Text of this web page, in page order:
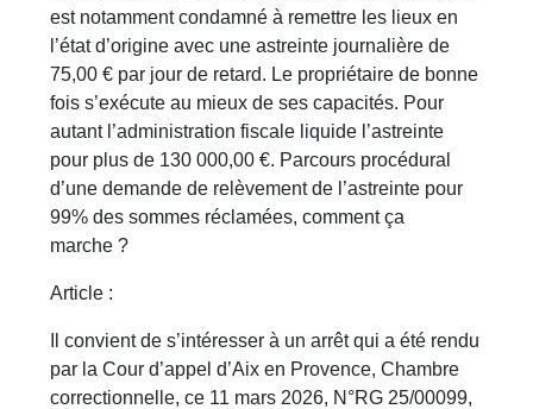
est notamment condamné à remettre les lieux en
l’état d’origine avec une astreinte journalière de
75,00 € par jour de retard. Le propriétaire de bonne
fois s’exécute au mieux de ses capacités. Pour
autant l’administration fiscale liquide l’astreinte
pour plus de 130 000,00 €. Parcours procédural
d’une demande de relèvement de l’astreinte pour
99% des sommes réclamées, comment ça
marche ?
Article :
Il convient de s’intéresser à un arrêt qui a été rendu
par la Cour d’appel d’Aix en Provence, Chambre
correctionnelle, ce 11 mars 2026, N°RG 25/00099,